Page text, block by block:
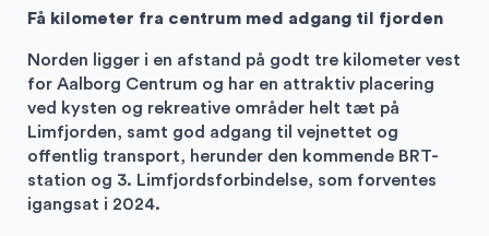
Få kilometer fra centrum med adgang til fjorden
Norden ligger i en afstand på godt tre kilometer vest
for Aalborg Centrum og har en attraktiv placering
ved kysten og rekreative områder helt tæt på
Limfjorden, samt god adgang til vejnettet og
offentlig transport, herunder den kommende BRT-
station og 3. Limfjordsforbindelse, som forventes
igangsat i 2024.